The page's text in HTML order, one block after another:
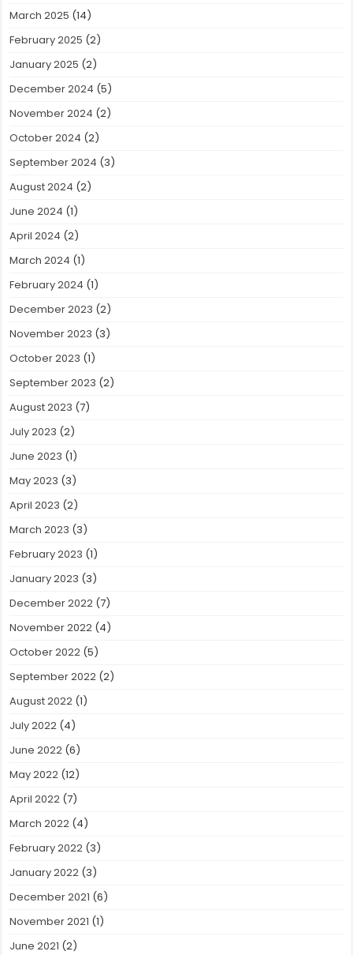
March 2025 (14)
February 2025 (2)
January 2025 (2)
December 2024 (5)
November 2024 (2)
October 2024 (2)
September 2024 (3)
August 2024 (2)
June 2024 (1)
April 2024 (2)
March 2024 (1)
February 2024 (1)
December 2023 (2)
November 2023 (3)
October 2023 (1)
September 2023 (2)
August 2023 (7)
July 2023 (2)
June 2023 (1)
May 2023 (3)
April 2023 (2)
March 2023 (3)
February 2023 (1)
January 2023 (3)
December 2022 (7)
November 2022 (4)
October 2022 (5)
September 2022 (2)
August 2022 (1)
July 2022 (4)
June 2022 (6)
May 2022 (12)
April 2022 (7)
March 2022 (4)
February 2022 (3)
January 2022 (3)
December 2021 (6)
November 2021 (1)
June 2021 (2)